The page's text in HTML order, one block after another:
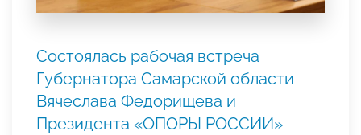
Состоялась рабочая встреча
Губернатора Самарской области
Вячеслава Федорищева и
Президента «ОПОРЫ РОССИИ»